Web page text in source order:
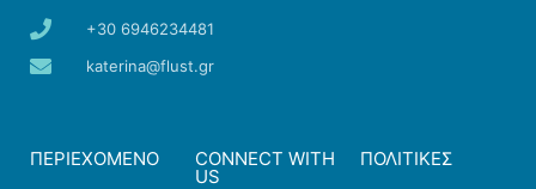
+30 6946234481
katerina@flust.gr
ΠΕΡΙΕΧΟΜΕΝΟ CONNECT WITH
US
ΠΟΛΙΤΙΚΕΣ